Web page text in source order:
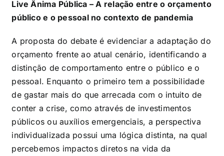
Live Ânima Pública – A relação entre o orçamento
público e o pessoal no contexto de pandemia
A proposta do debate é evidenciar a adaptação do
orçamento frente ao atual cenário, identificando a
distinção de comportamento entre o público e o
pessoal. Enquanto o primeiro tem a possibilidade
de gastar mais do que arrecada com o intuito de
conter a crise, como através de investimentos
públicos ou auxílios emergenciais, a perspectiva
individualizada possui uma lógica distinta, na qual
percebemos impactos diretos na vida da